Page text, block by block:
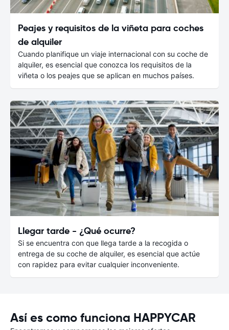
Peajes y requisitos de la viñeta para coches
de alquiler
Cuando planifique un viaje internacional con su coche de
alquiler, es esencial que conozca los requisitos de la
viñeta o los peajes que se aplican en muchos países.
Llegar tarde - ¿Qué ocurre?
Si se encuentra con que llega tarde a la recogida o
entrega de su coche de alquiler, es esencial que actúe
con rapidez para evitar cualquier inconveniente.
Así es como funciona HAPPYCAR